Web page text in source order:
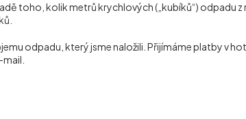
toho, kolik metrů krychlových („kubíků“) odpadu z
odpadu, který jsme naložili. Přijímáme platby v